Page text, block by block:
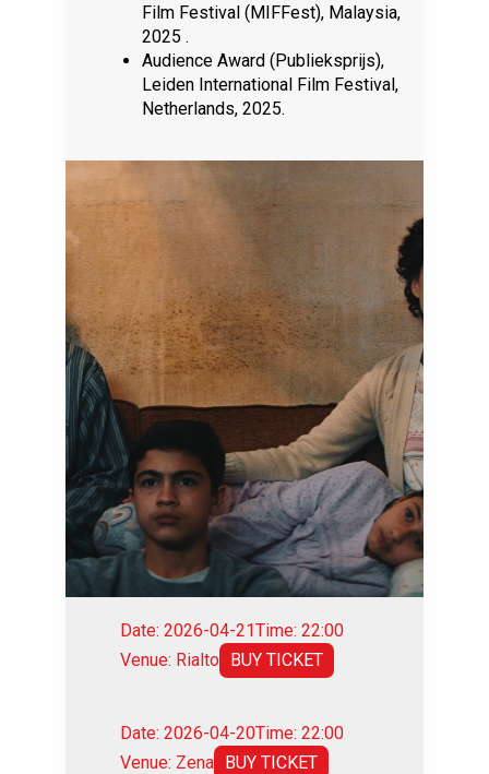
Film Festival (MIFFest), Malaysia,
2025 .
Audience Award (Publieksprijs),
Leiden International Film Festival,
Netherlands, 2025.
Date: 2026-04-21Time: 22:00
Venue: Rialto BUY TICKET
Date: 2026-04-20Time: 22:00
Venue: Zena BUY TICKET